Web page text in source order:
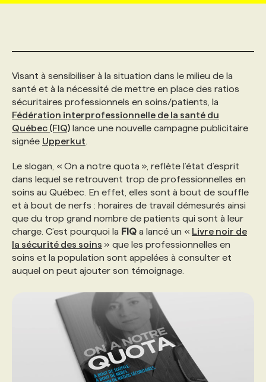
INITIATIVES NUMÉRIQUES
PRIX ET DISTINCTIONS
TENDANCES
MARKETING DURABLE
GEO/SEO
ÉVÉNEMENTIEL
NOS AUTEUR‧RICES
ANNONCEZ AVEC NOUS
PROFIL ENTREPRISE
FAQ
ANNONCEZ AVEC NOUS
PROFIL CANDIDAT
ANNONCEZ AVEC NOUS
NOS PARCOURS DE FORMATIONS
FORMATIONS PERSONNALISÉES
NOS FORMATEUR‧RICES
POURQUOI CHOISIR NOS FORMATIONS
NOS TARIFS
PROGRAMMES DE SUBVENTIONS
ANNONCEZ AVEC NOUS
CHASSE DE TÊTE
SERVICE DE CHASSE DE TÊTE
NOS TARIFS
NOS EXPERTISES
FAQ
ANNONCEZ AVEC NOUS
Visant à sensibiliser à la situation dans le milieu de la
santé et à la nécessité de mettre en place des ratios
sécuritaires professionnels en soins/patients, la
Fédération interprofessionnelle de la santé du
Québec (FIQ) lance une nouvelle campagne publicitaire
signée Upperkut
Le slogan, « On a notre quota », reflète l’état d’esprit
dans lequel se retrouvent trop de professionnelles en
soins au Québec. En effet, elles sont à bout de souffle
et à bout de nerfs : horaires de travail démesurés ainsi
que du trop grand nombre de patients qui sont à leur
charge. C’est pourquoi la FIQ a lancé un « Livre noir de
la sécurité des soins » que les professionnelles en
soins et la population sont appelées à consulter et
auquel on peut ajouter son témoignage.